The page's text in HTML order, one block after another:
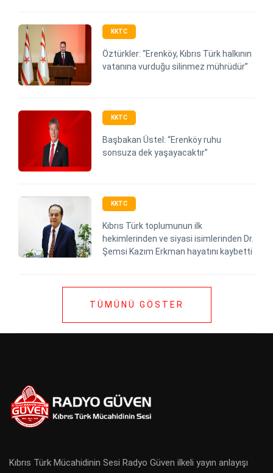
KKTC
Öztürkler: “Erenköy, Kıbrıs Türk halkının
vatanına vurduğu silinmez mührüdür”
KKTC
Başbakan Üstel: “Erenköy ruhu
sonsuza dek yaşayacaktır”
KKTC
Kıbrıs Türk toplumunun ilk
hekimlerinden ve siyasi isimlerinden Dr.
Şemsi Kazım Erkman hayatını kaybetti
TÜMÜNÜ GÖSTER
Kıbrıs Türk Mücahidinin Sesi Radyo Güven ilkeli yayın anlayışı